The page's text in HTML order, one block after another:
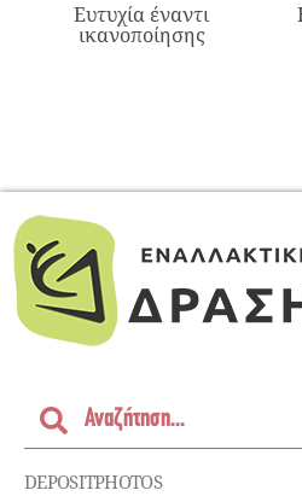
Ευτυχία έναντι
ικανοποίησης
DEPOSITPHOTOS